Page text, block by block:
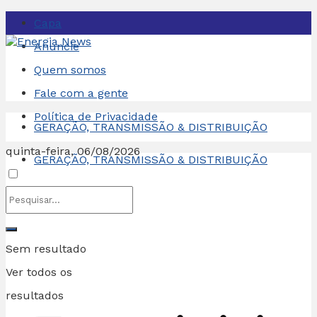
Capa
Anuncie
Quem somos
Fale com a gente
Política de Privacidade
quinta-feira, 06/08/2026
Sem resultado
Ver todos os
resultados
GERAÇÃO, TRANSMISSÃO & DISTRIBUIÇÃO
GERAÇÃO, TRANSMISSÃO & DISTRIBUIÇÃO